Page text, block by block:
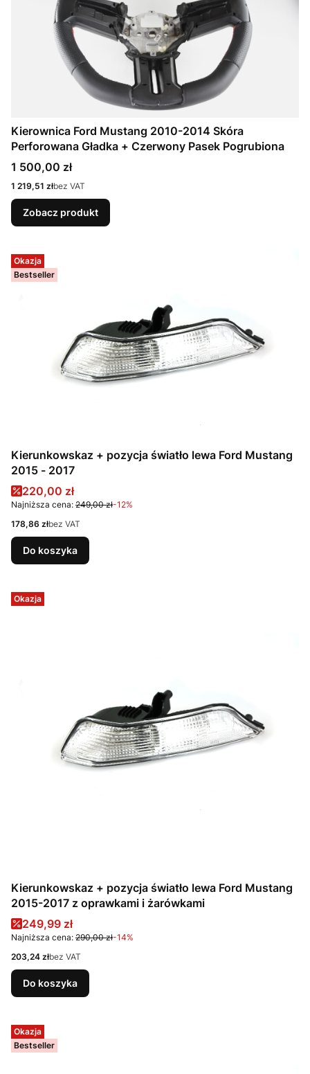
Kierownica Ford Mustang 2010-2014 Skóra
Perforowana Gładka + Czerwony Pasek Pogrubiona
Cena
1 500,00 zł
Cena
1 219,51 złbez VAT
Zobacz produkt
Okazja
Bestseller
Kierunkowskaz + pozycja światło lewa Ford Mustang
2015 - 2017
Cena promocyjna
220,00 zł
Najniższa cena: 249,00 zł-12%
Cena
178,86 złbez VAT
Do koszyka
Okazja
Kierunkowskaz + pozycja światło lewa Ford Mustang
2015-2017 z oprawkami i żarówkami
Cena promocyjna
249,99 zł
Najniższa cena: 290,00 zł-14%
Cena
203,24 złbez VAT
Do koszyka
Okazja
Bestseller